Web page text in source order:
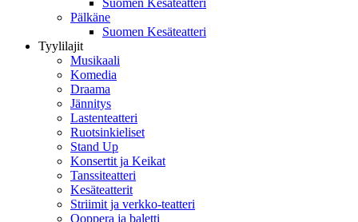
Suomen Kesäteatteri
Pälkäne
Suomen Kesäteatteri
Tyylilajit
Musikaali
Komedia
Draama
Jännitys
Lastenteatteri
Ruotsinkieliset
Stand Up
Konsertit ja Keikat
Tanssiteatteri
Kesäteatterit
Striimit ja verkko-teatteri
Ooppera ja baletti